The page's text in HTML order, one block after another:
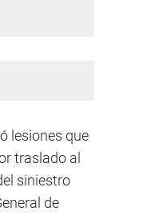
lesiones que
traslado al
siniestro
de